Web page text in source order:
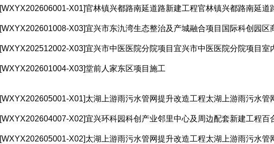
[WXYX202606001-X01]官林镇兴都路南延道路新建工程官林镇兴都路南延道
[WXYX202601008-X03]宜兴市东氿湾生态整治及产城融合项目国际科创园区
[WXYX202512002-X03]宜兴市中医医院分院项目宜兴市中医医院分院项目室
[WXYX202601004-X03]堂前人家东区项目施工
[WXYX202605001-X01]太湖上游雨污水管网提升改造工程太湖上游雨污水管
[WXYX202604007-X02]宜兴环科园科创产业邻里中心及周边配套新建工程百
[WXYX202605001-X02]太湖上游雨污水管网提升改造工程太湖上游雨污水管